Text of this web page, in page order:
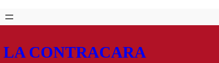
Saltar
al
Skip
to
LA CONTRACARA